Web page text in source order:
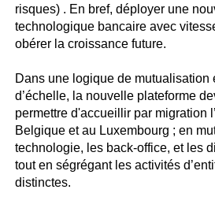
risques) . En bref, déployer une
technologique bancaire avec
obérer la croissance future.
Dans une logique de mutualisation
d’échelle, la nouvelle plateforme
permettre d'accueillir par migration
Belgique et au Luxembourg ; en
technologie, les back-office, et les
tout en ségrégant les activités
distinctes.